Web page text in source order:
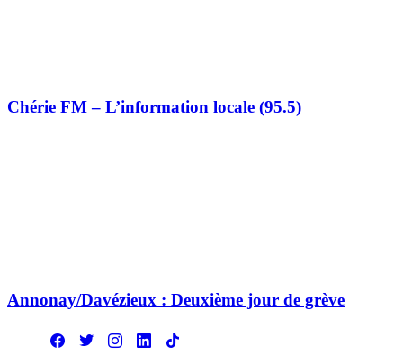
Chérie FM – L’information locale (95.5)
Annonay/Davézieux : Deuxième jour de grève